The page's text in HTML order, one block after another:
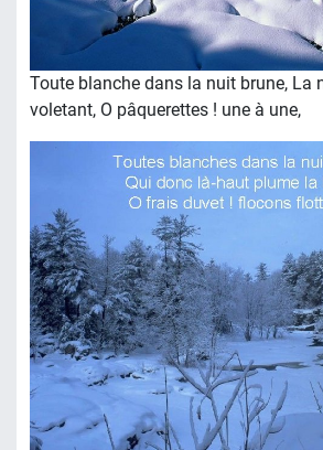
Toute blanche dans la nuit brune, La
voletant, O pâquerettes ! une à une,